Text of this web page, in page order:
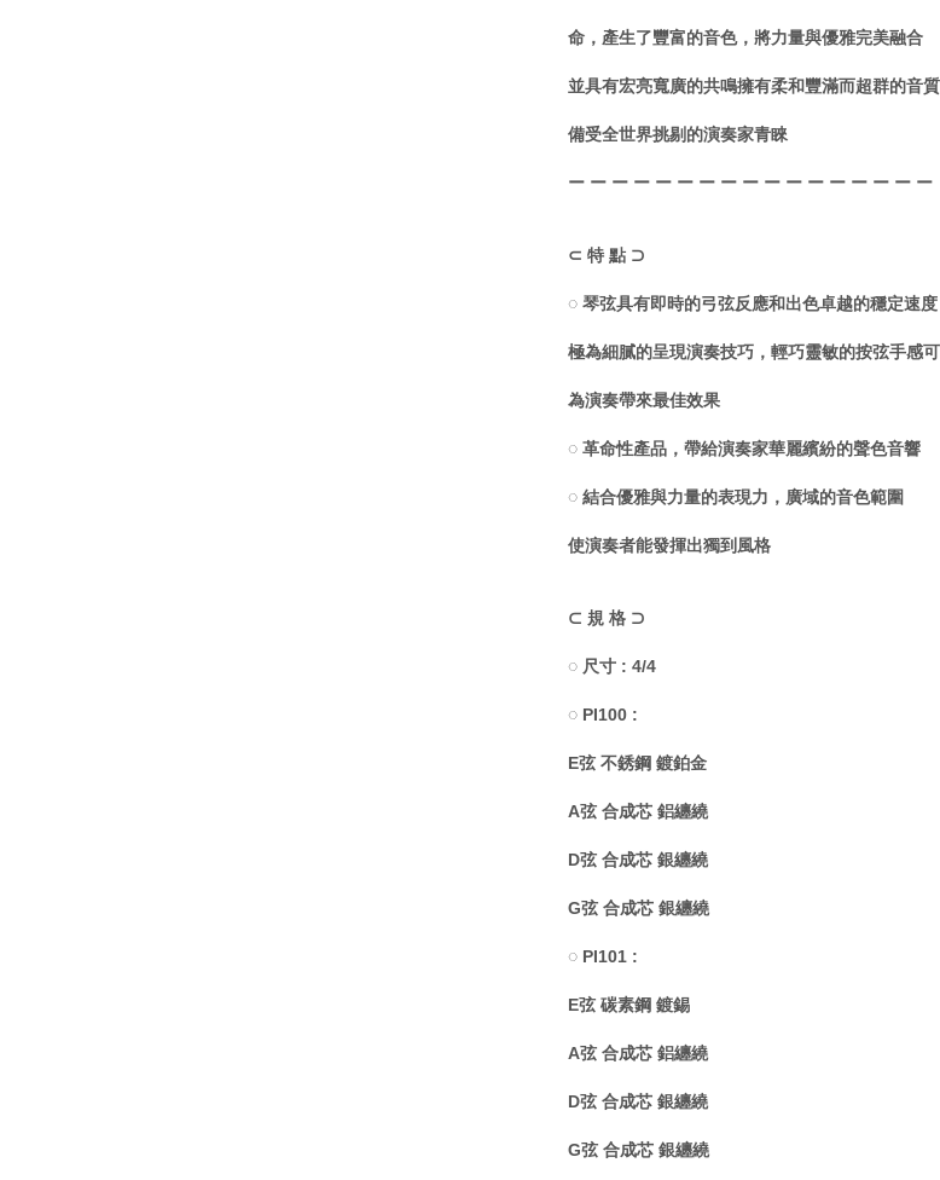
命，產生了豐富的音色，將力量與優雅完美融合
並具有宏亮寬廣的共鳴擁有柔和豐滿而超群的音質
備受全世界挑剔的演奏家青睞
ー ー ー ー ー ー ー ー ー ー ー ー ー ー ー ー ー
⊂ 特 點 ⊃
◌ 琴弦具有即時的弓弦反應和出色卓越的穩定速度
極為細膩的呈現演奏技巧，輕巧靈敏的按弦手感可
為演奏帶來最佳效果
◌ 革命性產品，帶給演奏家華麗繽紛的聲色音響
◌ 結合優雅與力量的表現力，廣域的音色範圍
使演奏者能發揮出獨到風格
⊂ 規 格 ⊃
◌ 尺寸 : 4/4
◌ PI100 :
E弦 不銹鋼 鍍鉑金
A弦 合成芯 鋁纏繞
D弦 合成芯 銀纏繞
G弦 合成芯 銀纏繞
◌ PI101 :
E弦 碳素鋼 鍍錫
A弦 合成芯 鋁纏繞
D弦 合成芯 銀纏繞
G弦 合成芯 銀纏繞